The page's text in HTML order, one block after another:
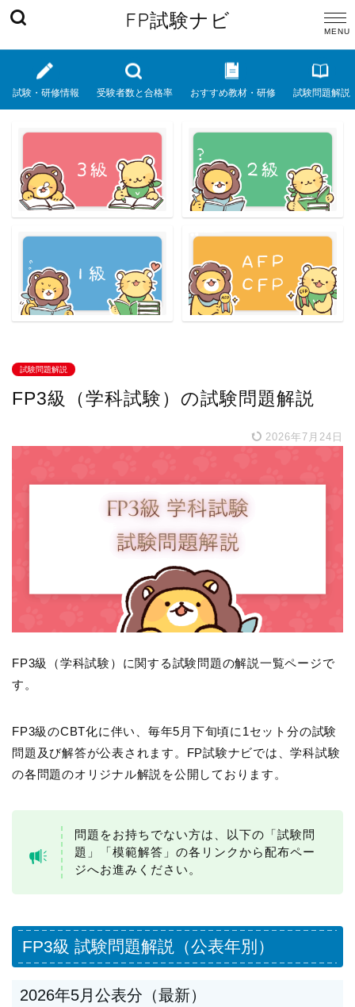
FP試験ナビ
試験・研修情報 受験者数と合格率 おすすめ教材・研修 試験問題解説
試験問題解説
FP3級（学科試験）の試験問題解説
2026年7月24日
FP3級（学科試験）に関する試験問題の解説一覧ページで
す。
FP3級のCBT化に伴い、毎年5月下旬頃に1セット分の試験
問題及び解答が公表されます。FP試験ナビでは、学科試験
の各問題のオリジナル解説を公開しております。
問題をお持ちでない方は、以下の「試験問
題」「模範解答」の各リンクから配布ペー
ジへお進みください。
FP3級 試験問題解説（公表年別）
2026年5月公表分（最新）